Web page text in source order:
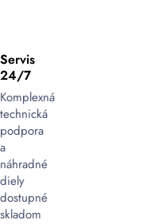
efektívne
balenie
s
možnosťou
ľahkého
presunu
medzi
pracoviskami.
Tieto
profesionálne
Servis
24/7
Komplexná
technická
podpora
a
náhradné
diely
dostupné
skladom